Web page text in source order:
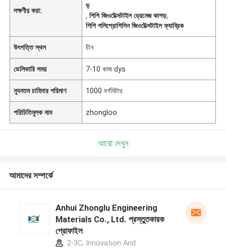
লক্ষণীয় করা:
ড়
,পিপি জিওটেক্সটাইল ড্রেনেজ কাপড়,
পিপি পলিপ্রোপিলিন জিওটেক্সটাইল ফ্যাব্রিক
উৎপত্তি স্থল চীন
ডেলিভারি সময় 7-10 কাজ dys
ন্যূনতম চাহিদার পরিমাণ 1000 বর্গমিটার
পরিচিতিমুলক নাম zhongloo
আরো দেখুন
আমাদের সম্পর্কে
Anhui Zhonglu Engineering
Materials Co., Ltd. প্রস্তুতকারক
প্রোফাইল
2-3C, Innovation And